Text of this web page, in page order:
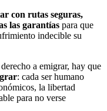
con rutas seguras,
las garantías para que
indecible su
a emigrar, hay que
: cada ser humano
la libertad
para no verse